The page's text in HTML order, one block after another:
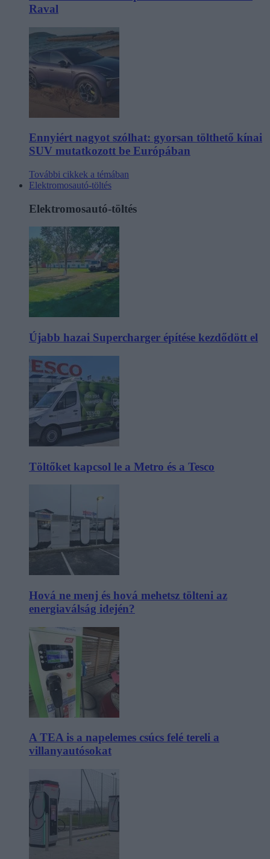
Raval
Ennyiért nagyot szólhat: gyorsan tölthető kínai
SUV mutatkozott be Európában
További cikkek a témában
Elektromosautó-töltés
Elektromosautó-töltés
Újabb hazai Supercharger építése kezdődött el
Töltőket kapcsol le a Metro és a Tesco
Hová ne menj és hová mehetsz tölteni az
energiaválság idején?
A TEA is a napelemes csúcs felé tereli a
villanyautósokat